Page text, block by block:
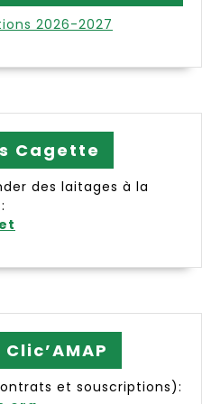
2026-2027
Cagette
des laitages à la
et souscriptions):